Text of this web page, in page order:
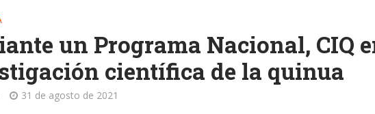
un Programa Nacional, CIQ
científica de la quinua
31 de agosto de 2021